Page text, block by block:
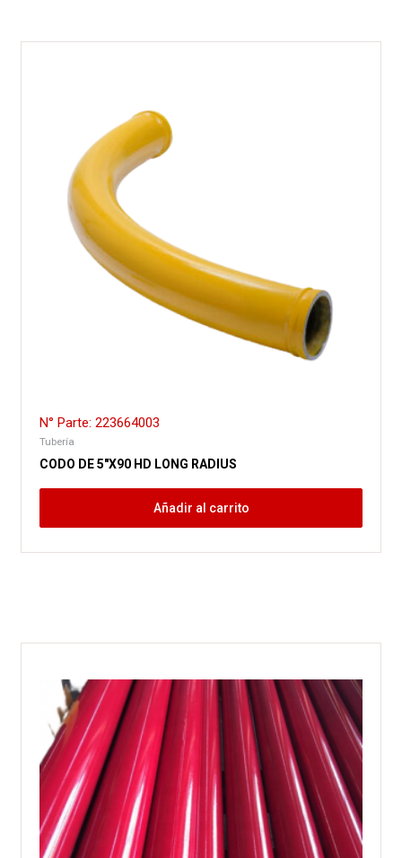
N° Parte: 223664003
Tubería
CODO DE 5″X90 HD LONG RADIUS
Añadir al carrito